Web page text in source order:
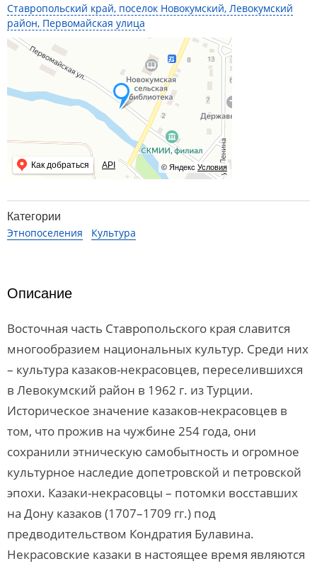
Ставропольский край, поселок Новокумский, Левокумский
район, Первомайская улица
© Яндекс Условия
Как добраться API
Категории
Этнопоселения Культура
Описание
Восточная часть Ставропольского края славится
многообразием национальных культур. Среди них
– культура казаков-некрасовцев, переселившихся
в Левокумский район в 1962 г. из Турции.
Историческое значение казаков-некрасовцев в
том, что прожив на чужбине 254 года, они
сохранили этническую самобытность и огромное
культурное наследие допетровской и петровской
эпохи. Казаки-некрасовцы – потомки восставших
на Дону казаков (1707–1709 гг.) под
предводительством Кондратия Булавина.
Некрасовские казаки в настоящее время являются